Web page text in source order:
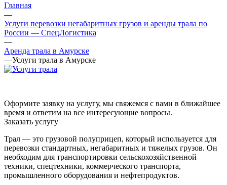
Главная
—
Услуги перевозки негабаритных грузов и аренды трала по
России — СпецЛогистика
—
Аренда трала в Амурске
—Услуги трала в Амурске
Оформите заявку на услугу, мы свяжемся с вами в ближайшее
время и ответим на все интересующие вопросы.
Заказать услугу
Трал — это грузовой полуприцеп, который используется для
перевозки стандартных, негабаритных и тяжелых грузов. Он
необходим для транспортировки сельскохозяйственной
техники, спецтехники, коммерческого транспорта,
промышленного оборудования и нефтепродуктов.